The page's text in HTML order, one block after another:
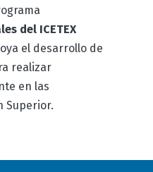
del ICETEX
el desarrollo de
realizar
en las
Superior.